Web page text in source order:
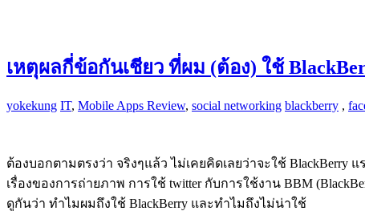
เหตุผลกี่ข้อกันเชียว ที่ผม (ต้อง) ใช้
yokekung IT, Mobile Apps Review, social networking blackberry ,
ต้องบอกตามตรงว่า จริงๆแล้ว ไม่เคยคิดเลยว่าจะใช้ BlackBerry
เรื่องของการถ่ายภาพ การใช้ twitter กับการใช้งาน BBM
ดูกันว่า ทำไมผมถึงใช้ BlackBerry และทำไมถึงไม่น่าใช้